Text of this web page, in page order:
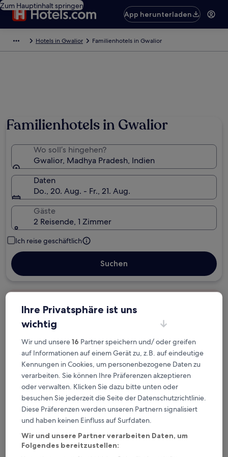
Zum Hauptinhalt springen
App herunterladen
Hotels in Gwalior Familienhotels in Gwalior
Familienhotels in Gwalior
Wo soll’s hingehen?
Gwalior, Madhya Pradesh, Indien
Daten
Do., 20. Aug. - Fr., 21. Aug.
Gäste
2 Reisende, 1 Zimmer
Ich reise geschäftlich
Suchen
Kostenlose Stornierung bei
Planänderungen
Verdiene Prämien für jede
wahrgenommene Übernachtung
Mehr sparen mit Preisen für Mitglieder
Überprüfe die Preise für diese Daten
Heute
Morgen
Ihre Privatsphäre ist uns
wichtig
Wir und unsere16 Partner speichern und/ oder greifen
auf Informationen auf einem Gerät zu, z.B. auf eindeutige
Kennungen in Cookies, um personenbezogene Daten zu
verarbeiten. Sie können Ihre Präferenzen akzeptieren
oder verwalten. Klicken Sie dazu bitte unten oder
besuchen Sie jederzeit die Seite der Datenschutzrichtlinie.
Diese Präferenzen werden unseren Partnern signalisiert
und haben keinen Einfluss auf Surfdaten.
Wir und unsere Partner verarbeiten Daten, um
Folgendes bereitzustellen: